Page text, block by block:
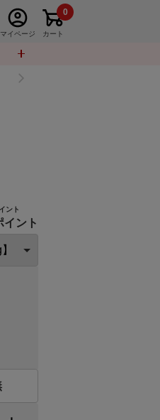
マイページ カート
0
ント
イント